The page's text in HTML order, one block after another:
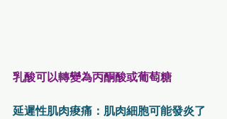
乳酸可以轉變為丙酮酸或葡萄糖
延遲性肌肉痠痛：肌肉細胞可能發炎了